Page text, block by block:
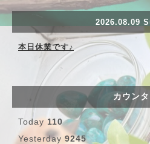
2026.08.09
本日休業です♪
カウン
Today 110
Yesterday 9245